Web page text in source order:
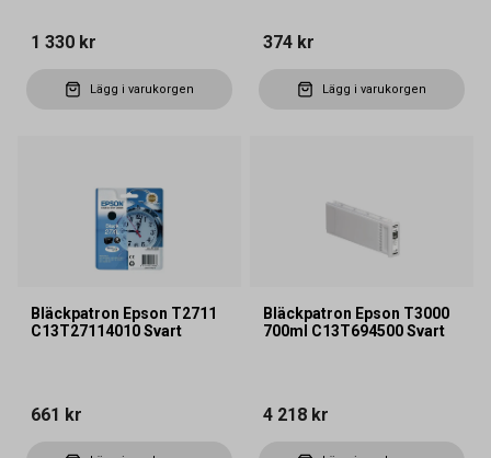
1 330 kr
Lägg i varukorgen
374 kr
Lägg i varukorgen
Bläckpatron Epson T2711
C13T27114010 Svart
661 kr
Bläckpatron Epson T3000
700ml C13T694500 Svart
4 218 kr